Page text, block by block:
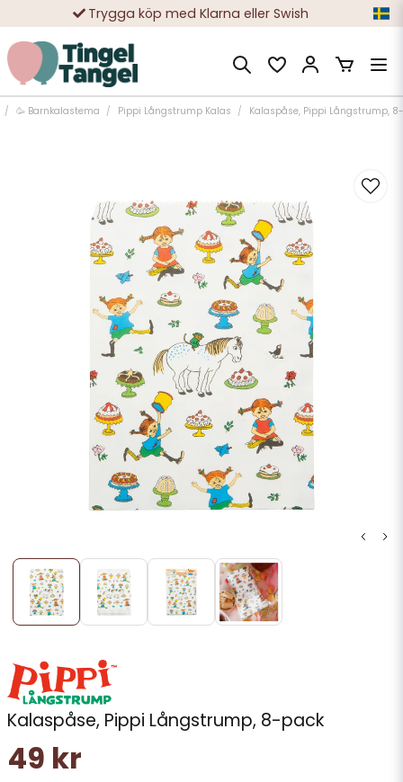
Trygga köp med Klarna eller Swish
10 000-tals nöjda kunder
🥳 Barnkalastema Pippi Långstrump Kalas Kalaspåse, Pippi Långstrump,
Kalaspåse, Pippi Långstrump, 8-pack
49 kr